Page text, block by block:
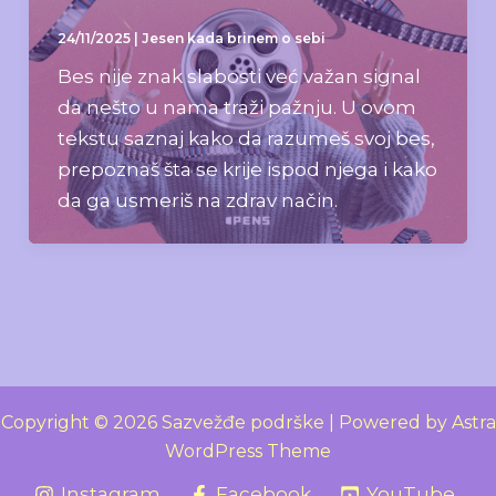
24/11/2025 Jesen kada brinem o sebi
Bes nije znak slabosti već važan signal
da nešto u nama traži pažnju. U ovom
tekstu saznaj kako da razumeš svoj bes,
prepoznaš šta se krije ispod njega i kako
da ga usmeriš na zdrav način.
Copyright © 2026 Sazvežđe podrške | Powered by Astra
WordPress Theme